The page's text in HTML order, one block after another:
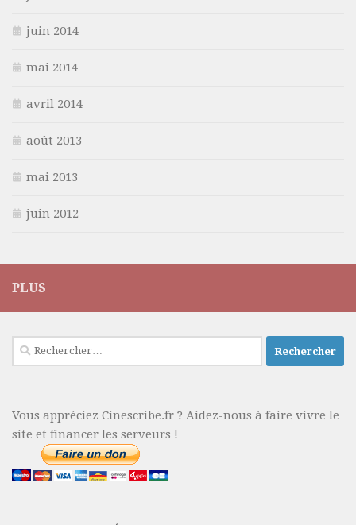
juin 2014
mai 2014
avril 2014
août 2013
mai 2013
juin 2012
PLUS
Rechercher :
Vous appréciez Cinescribe.fr ? Aidez-nous à faire vivre le
site et financer les serveurs !